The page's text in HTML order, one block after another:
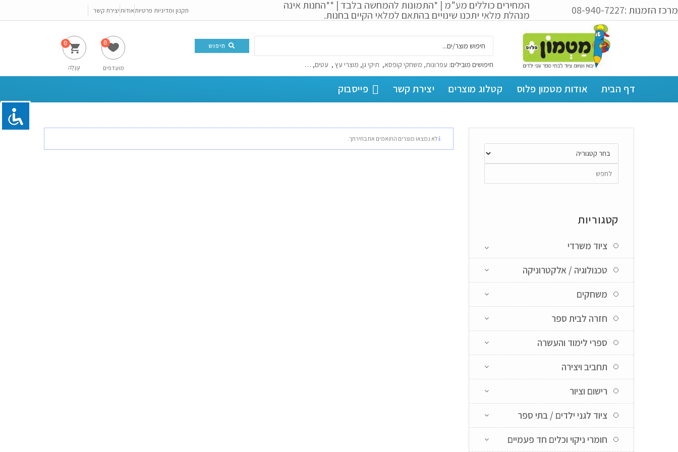
מרכז הזמנות :08-940-7227 המחירים כוללים מע”מ | *התמונות להמחשה בלבד | **החנות אינה
מנהלת מלאי יתכנו שינויים בהתאם למלאי הקיים בחנות. תקנון ומדיניות פרטיותאודותיצירת קשר
חיפוש
חיפושים מובילים: עפרונות, משחקי קופסא, תיקי גן, מוצרי עץ , עטים, … מועדפים
0
עֲגָלָה
דף הבית אודות מטמון פלוס קטלוג מוצרים יצירת קשר פייסבוק
לא נמצאו מוצרים התואמים את בחירתך.
קטגוריות
ציוד משרדי
טכנולוגיה / אלקטרוניקה
משחקים
חזרה לבית ספר
ספרי לימוד והעשרה
תחביב ויצירה
רישום וציור
ציוד לגני ילדים / בתי ספר
חומרי ניקוי וכלים חד פעמיים